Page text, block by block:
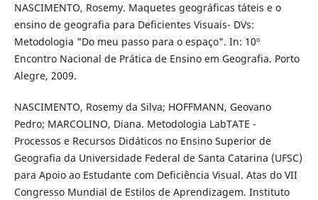
NASCIMENTO, Rosemy. Maquetes geográficas táteis e o
ensino de geografia para Deficientes Visuais- DVs:
Metodologia "Do meu passo para o espaço". In: 10º
Encontro Nacional de Prática de Ensino em Geografia. Porto
Alegre, 2009.
NASCIMENTO, Rosemy da Silva; HOFFMANN, Geovano
Pedro; MARCOLINO, Diana. Metodologia LabTATE -
Processos e Recursos Didáticos no Ensino Superior de
Geografia da Universidade Federal de Santa Catarina (UFSC)
para Apoio ao Estudante com Deficiência Visual. Atas do VII
Congresso Mundial de Estilos de Aprendizagem. Instituto